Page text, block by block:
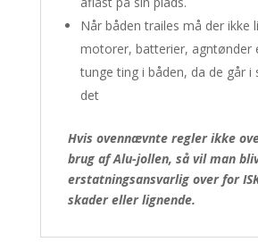
Når båden trailes må der ikke
motorer, batterier, agntønder
tunge ting i båden, da de går i
det
Hvis ovennævnte regler ikke
brug af Alu-jollen, så vil man
erstatningsansvarlig over for
skader eller lignende.